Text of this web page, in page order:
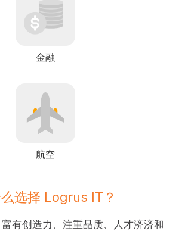
金融
航空
选择 Logrus IT？
有创造力、注重品质、人才济济和